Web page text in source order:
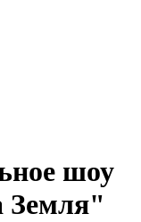
шоу
Земля"